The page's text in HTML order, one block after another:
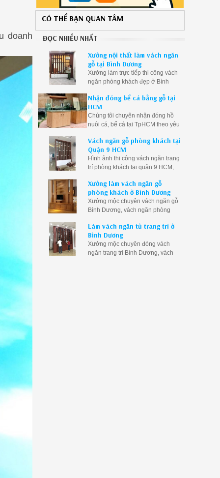
doanh
CÓ THỂ BẠN QUAN TÂM
ĐỌC NHIỀU NHẤT
Xưởng nội thất làm vách ngăn
gỗ tại Bình Dương
Xưởng làm trực tiếp thi công vách
ngăn phòng khách đẹp ở Bình
giá rẻ
Nhận đóng bể cá bằng gỗ tại
HCM
Chúng tôi chuyên nhận đóng hồ
nuôi cá, bể cá tại TpHCM theo yêu
sinh bằng gỗ theo kích thước
Vách ngăn gỗ phòng khách tại
Quận 9 HCM
Hình ảnh thi công vách ngăn trang
trí phòng khách tại quận 9 HCM,
TpHCM giá rẻ, vách ngăn phòng
khách quận 9
Xưởng làm vách ngăn gỗ
phòng khách ở Bình Dương
Xưởng mộc chuyên vách ngăn gỗ
Bình Dương, vách ngăn phòng
bằng gỗ phòng khách tại Bình
Dương
Làm vách ngăn tủ trang trí ở
Bình Dương
Xưởng mộc chuyên đóng vách
ngăn trang trí Bình Dương, vách